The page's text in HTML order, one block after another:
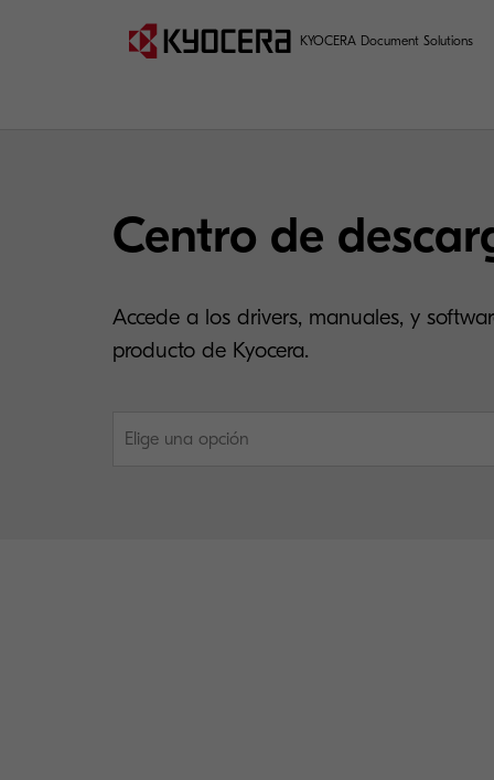
KYOCERA Document Solutions
Centro de
Accede a los drivers, manuales, y
producto de Kyocera.
Elige una opción